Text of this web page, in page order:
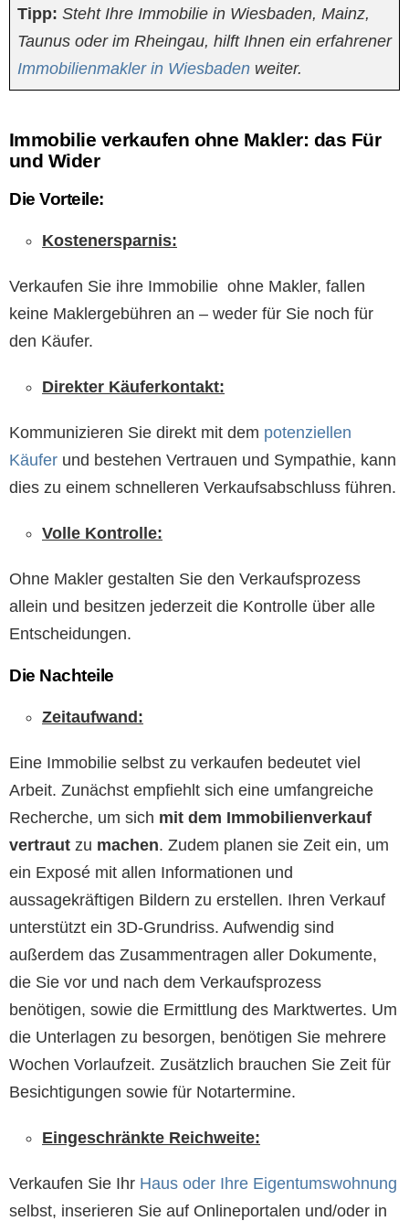
Tipp: Steht Ihre Immobilie in Wiesbaden, Mainz,
Taunus oder im Rheingau, hilft Ihnen ein erfahrener
Immobilienmakler in Wiesbaden weiter.
Immobilie verkaufen ohne Makler: das Für
und Wider
Die Vorteile:
Kostenersparnis:
Verkaufen Sie ihre Immobilie ohne Makler, fallen
keine Maklergebühren an – weder für Sie noch für
den Käufer.
Direkter Käuferkontakt:
Kommunizieren Sie direkt mit dem potenziellen
Käufer und bestehen Vertrauen und Sympathie, kann
dies zu einem schnelleren Verkaufsabschluss führen.
Volle Kontrolle:
Ohne Makler gestalten Sie den Verkaufsprozess
allein und besitzen jederzeit die Kontrolle über alle
Entscheidungen.
Die Nachteile
Zeitaufwand:
Eine Immobilie selbst zu verkaufen bedeutet viel
Arbeit. Zunächst empfiehlt sich eine umfangreiche
Recherche, um sich mit dem Immobilienverkauf
vertraut zu machen. Zudem planen sie Zeit ein, um
ein Exposé mit allen Informationen und
aussagekräftigen Bildern zu erstellen. Ihren Verkauf
unterstützt ein 3D-Grundriss. Aufwendig sind
außerdem das Zusammentragen aller Dokumente,
die Sie vor und nach dem Verkaufsprozess
benötigen, sowie die Ermittlung des Marktwertes. Um
die Unterlagen zu besorgen, benötigen Sie mehrere
Wochen Vorlaufzeit. Zusätzlich brauchen Sie Zeit für
Besichtigungen sowie für Notartermine.
Eingeschränkte Reichweite:
Verkaufen Sie Ihr Haus oder Ihre Eigentumswohnung
selbst, inserieren Sie auf Onlineportalen und/oder in